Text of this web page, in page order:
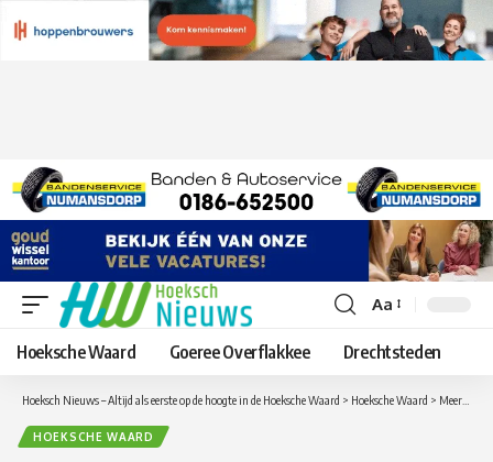
Lettergrootte
aanpassen
Aa
Hoeksche Waard Goeree Overflakkee Drechtsteden
Hoeksch Nieuws – Altijd als eerste op de hoogte in de Hoeksche Waard > Hoeksche Waard > Meer 90’s in Bibelot met Green Lizard ft. Rudeboy
HOEKSCHE WAARD